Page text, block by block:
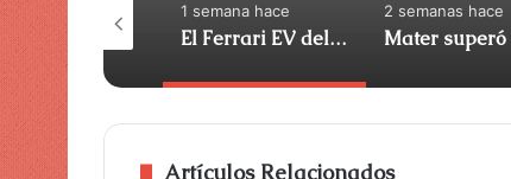
hace
Agon recauda 30 millones de dólares para construir el campo de batalla sintético europeo para la IA de defensa
1 semana hace
El Ferrari EV del que todo el mundo se burlaba se ha agotado silenciosamente
2 semanas hace
Artículos Relacionados